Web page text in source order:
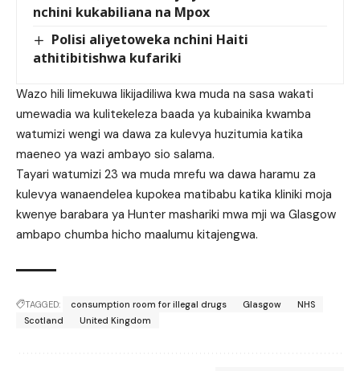
nchini kukabiliana na Mpox
Polisi aliyetoweka nchini Haiti
athitibitishwa kufariki
Wazo hili limekuwa likijadiliwa kwa muda na sasa wakati
umewadia wa kulitekeleza baada ya kubainika kwamba
watumizi wengi wa dawa za kulevya huzitumia katika
maeneo ya wazi ambayo sio salama.
Tayari watumizi 23 wa muda mrefu wa dawa haramu za
kulevya wanaendelea kupokea matibabu katika kliniki moja
kwenye barabara ya Hunter mashariki mwa mji wa Glasgow
ambapo chumba hicho maalumu kitajengwa.
TAGGED: consumption room for illegal drugs Glasgow
NHS
Scotland
United Kingdom